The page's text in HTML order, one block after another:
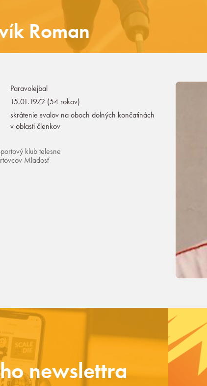
Roman
Paravolejbal
15.01.1972 (54 rokov)
skrátenie svalov na oboch dolných končatinách
v oblasti členkov
klub telesne
Mladosť
newslettra